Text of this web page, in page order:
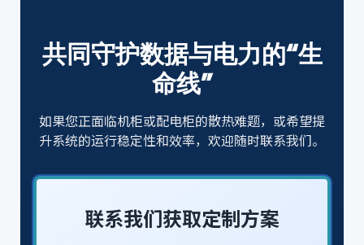
共同守护数据与电力的“生
命线”
如果您正面临机柜或配电柜的散热难题，或希望提
升系统的运行稳定性和效率，欢迎随时联系我们。
联系我们获取定制方案